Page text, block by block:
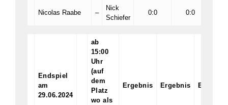
Nicolas Raabe –
Nick
Schiefer
0:0 0:0
Endspiel
am
29.06.2024
ab
15:00
Uhr
(auf
dem
Platz
wo als
Ergebnis Ergebnis Ergebnis